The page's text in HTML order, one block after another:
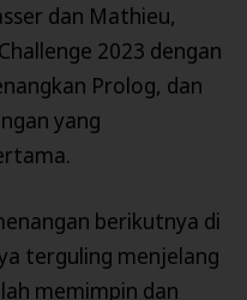
dan Mathieu,
2023 dengan
Prolog, dan
yang
berikutnya di
terguling menjelang
memimpin dan